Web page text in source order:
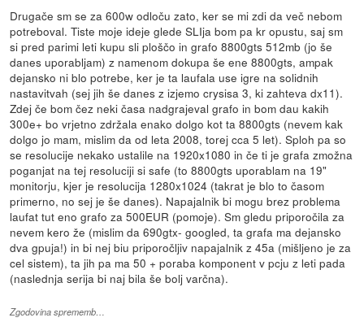
Drugače sm se za 600w odloču zato, ker se mi zdi da več nebom
potreboval. Tiste moje ideje glede SLIja bom pa kr opustu, saj sm
si pred parimi leti kupu sli ploščo in grafo 8800gts 512mb (jo še
danes uporabljam) z namenom dokupa še ene 8800gts, ampak
dejansko ni blo potrebe, ker je ta laufala use igre na solidnih
nastavitvah (sej jih še danes z izjemo crysisa 3, ki zahteva dx11).
Zdej če bom čez neki časa nadgrajeval grafo in bom dau kakih
300e+ bo vrjetno zdržala enako dolgo kot ta 8800gts (nevem kak
dolgo jo mam, mislim da od leta 2008, torej cca 5 let). Sploh pa so
se resolucije nekako ustalile na 1920x1080 in če ti je grafa zmožna
poganjat na tej resoluciji si safe (to 8800gts uporablam na 19"
monitorju, kjer je resolucija 1280x1024 (takrat je blo to časom
primerno, no sej je še danes). Napajalnik bi mogu brez problema
laufat tut eno grafo za 500EUR (pomoje). Sm gledu priporočila za
nevem kero že (mislim da 690gtx- googled, ta grafa ma dejansko
dva gpuja!) in bi nej biu priporočljiv napajalnik z 45a (mišljeno je za
cel sistem), ta jih pa ma 50 + poraba komponent v pcju z leti pada
(naslednja serija bi naj bila še bolj varčna).
Zgodovina sprememb…